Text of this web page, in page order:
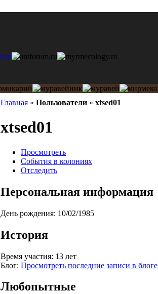
Главная » Пользователи » xtsed01
xtsed01
Просмотреть
События в колониях
Отследить
Персональная информация
День рождения: 10/02/1985
История
Время участия: 13 лет
Блог: Просмотреть последние записи в блоге
Любопытные